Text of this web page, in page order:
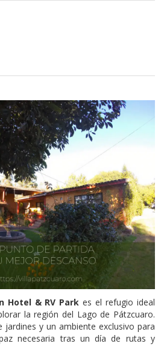
Hotel & RV Park es el refugio ideal
la región del Lago de Pátzcuaro.
jardines y un ambiente exclusivo para
necesaria tras un día de rutas y